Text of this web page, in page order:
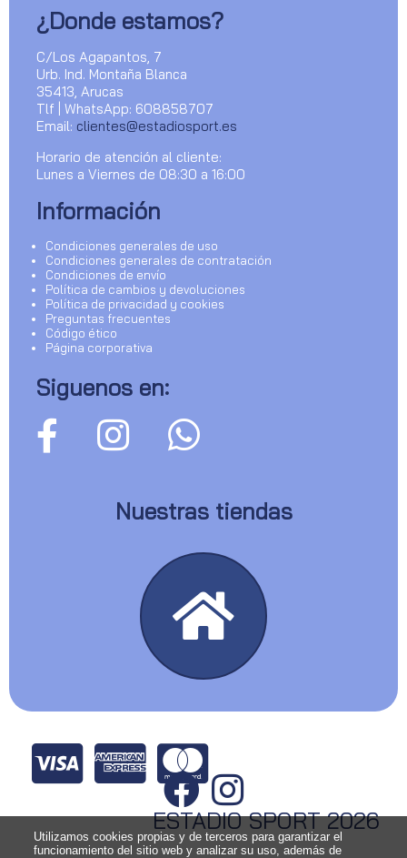
¿Donde estamos?
C/Los Agapantos, 7
Urb. Ind. Montaña Blanca
35413, Arucas
Tlf | WhatsApp: 608858707
Email: clientes@estadiosport.es
Horario de atención al cliente:
Lunes a Viernes de 08:30 a 16:00
Información
Condiciones generales de uso
Condiciones generales de contratación
Condiciones de envío
Política de cambios y devoluciones
Política de privacidad y cookies
Preguntas frecuentes
Código ético
Página corporativa
Siguenos en:
Nuestras tiendas
ESTADIO SPORT 2026
Utilizamos cookies propias y de terceros para garantizar el
funcionamiento del sitio web y analizar su uso, además de